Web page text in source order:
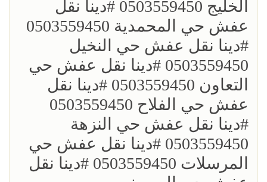
الخليج 0503559450 ؜#دينا نقل
عفش حي المحمدية 0503559450
؜#دينا نقل عفش حي النخيل
0503559450 ؜#دينا نقل عفش حي
التعاون 0503559450 ؜#دينا نقل
عفش حي الفلاح 0503559450
؜؜#دينا نقل عفش حي النزهة
0503559450 ؜#دينا نقل عفش حي
المرسلات 0503559450 ؜#دينا نقل